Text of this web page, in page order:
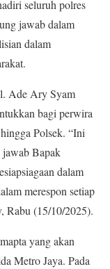
seluruh polres
jawab dalam
dalam
Ade Ary Syam
bagi perwira
Polsek. “Ini
jawab Bapak
dalam
merespon setiap
Rabu (15/10/2025).
yang akan
Metro Jaya. Pada